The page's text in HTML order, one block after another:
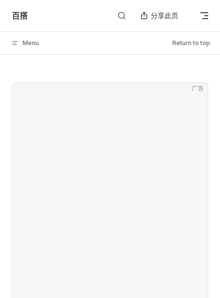
Skip to content
百搭 分享此页
Menu Return to top
广告